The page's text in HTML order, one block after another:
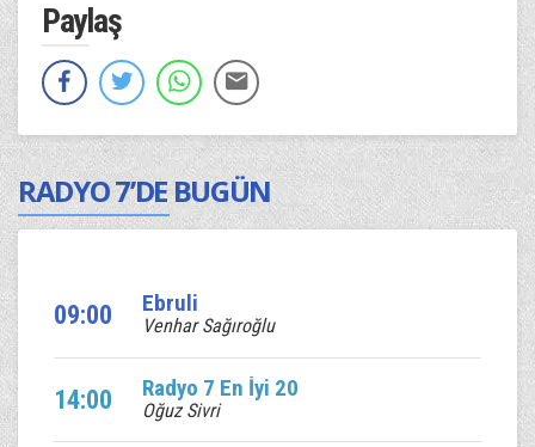
Paylaş
RADYO 7’DE BUGÜN
09:00 Ebruli
Venhar Sağıroğlu
14:00 Radyo 7 En İyi 20
Oğuz Sivri